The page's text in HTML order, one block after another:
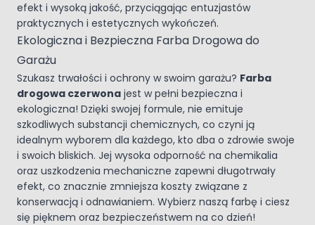
efekt i wysoką jakość, przyciągając entuzjastów
praktycznych i estetycznych wykończeń.
Ekologiczna i Bezpieczna Farba Drogowa do
Garażu
Szukasz trwałości i ochrony w swoim garażu? Farba
drogowa czerwona jest w pełni bezpieczna i
ekologiczna! Dzięki swojej formule, nie emituje
szkodliwych substancji chemicznych, co czyni ją
idealnym wyborem dla każdego, kto dba o zdrowie swoje
i swoich bliskich. Jej wysoka odporność na chemikalia
oraz uszkodzenia mechaniczne zapewni długotrwały
efekt, co znacznie zmniejsza koszty związane z
konserwacją i odnawianiem. Wybierz naszą farbę i ciesz
się pięknem oraz bezpieczeństwem na co dzień!